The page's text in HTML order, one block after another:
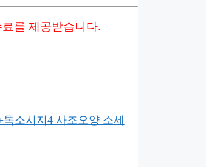
를 제공받습니다.
소시지4 사조오양 소세